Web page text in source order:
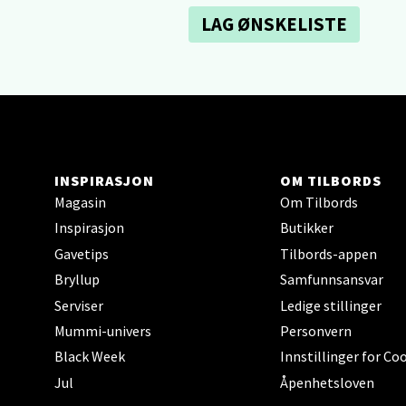
LAG ØNSKELISTE
INSPIRASJON
Magasin
Inspirasjon
Gavetips
Bryllup
Serviser
Mummi-univers
Black Week
Jul
OM TILBORDS
Om Tilbords
Butikker
Tilbords-appen
Samfunnsansvar
Ledige stillinger
Personvern
Innstillinger for
Åpenhetsloven
Ski
Ski
Åpent i